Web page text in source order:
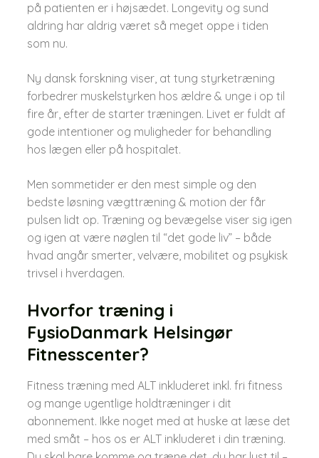
på patienten er i højsædet. Longevity og sund
aldring har aldrig været så meget oppe i tiden
som nu.​
Ny dansk forskning viser, at tung styrketræning
forbedrer muskelstyrken hos ældre & unge i op til
fire år, efter de starter træningen.​ Livet er fuldt af
gode intentioner og muligheder for behandling
hos lægen eller på hospitalet.​
Men sommetider er den mest simple og den
bedste løsning vægttræning & motion der får
pulsen lidt op.​ Træning og bevægelse viser sig igen
og igen at være nøglen til “det gode liv” – både
hvad angår smerter, velvære, mobilitet og psykisk
trivsel i hverdagen.​
Hvorfor træning i
FysioDanmark Helsingør
Fitnesscenter?​
​Fitness træning med ALT inkluderet inkl. fri fitness
og mange ugentlige holdtræninger i dit
abonnement.​ Ikke noget med at huske at læse det
med småt – hos os er ALT inkluderet i din træning.​